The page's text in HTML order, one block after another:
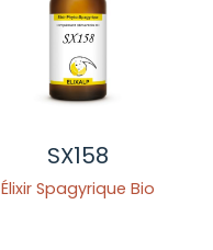
SX158
Élixir Spagyrique Bio